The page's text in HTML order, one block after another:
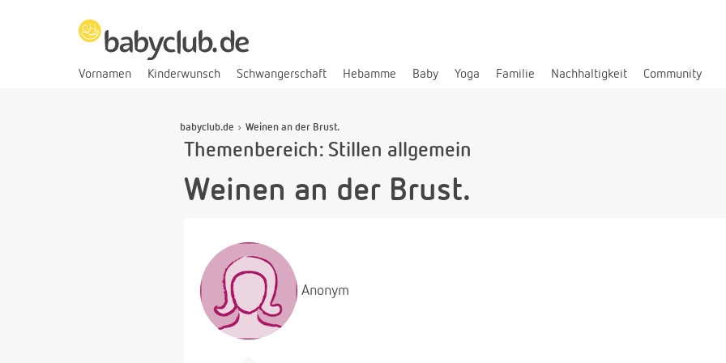
Vornamen Kinderwunsch Schwangerschaft Hebamme Baby Yoga Familie Nachhaltigkeit Community
babyclub.de Weinen an der Brust.
Themenbereich: Stillen allgemein
Weinen an der Brust.
Anonym